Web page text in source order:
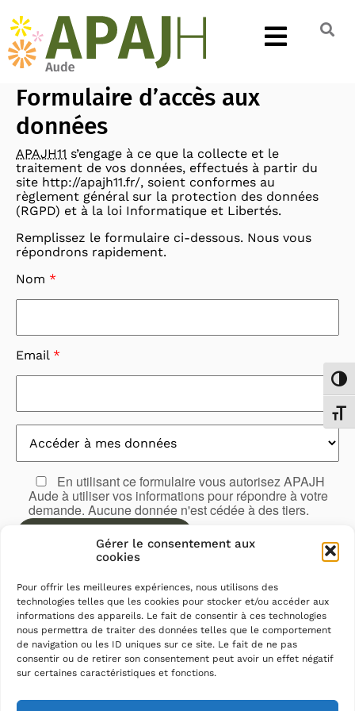
Gérer le consentement aux
cookies
Pour offrir les meilleures expériences, nous utilisons des
technologies telles que les cookies pour stocker et/ou accéder aux
informations des appareils. Le fait de consentir à ces technologies
nous permettra de traiter des données telles que le comportement
de navigation ou les ID uniques sur ce site. Le fait de ne pas
consentir ou de retirer son consentement peut avoir un effet négatif
sur certaines caractéristiques et fonctions.
Formulaire d’accès aux
données
APAJH11 s’engage à ce que la collecte et le
traitement de vos données, effectués à partir du
site http://apajh11.fr/, soient conformes au
règlement général sur la protection des données
(RGPD) et à la loi Informatique et Libertés.
Remplissez le formulaire ci-dessous. Nous vous
répondrons rapidement.
Nom *
Email *
En utilisant ce formulaire vous autorisez APAJH
Aude à utiliser vos informations pour répondre à votre
demande. Aucune donnée n'est cédée à des tiers.